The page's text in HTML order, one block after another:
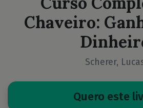
Chaveiro:
Scherer,
Quero este